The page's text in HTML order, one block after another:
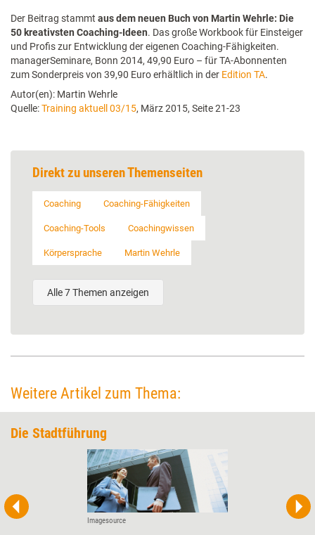
Der Beitrag stammt aus dem neuen Buch von Martin Wehrle: Die
50 kreativsten Coaching-Ideen. Das große Workbook für Einsteiger
und Profis zur Entwicklung der eigenen Coaching-Fähigkeiten.
managerSeminare, Bonn 2014, 49,90 Euro – für TA-Abonnenten
zum Sonderpreis von 39,90 Euro erhältlich in der Edition TA.
Autor(en): Martin Wehrle
Quelle:Training aktuell 03/15, März 2015, Seite 21-23
Direkt zu unseren Themenseiten
Coaching Coaching-Fähigkeiten
Coaching-Tools Coachingwissen
Körpersprache Martin Wehrle
Alle 7 Themen anzeigen
Weitere Artikel zum Thema:
Die Stadtführung
Imagesource